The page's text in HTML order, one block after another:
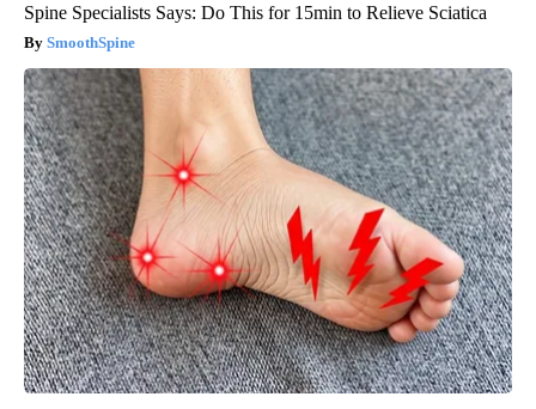
Spine Specialists Says: Do This for 15min to Relieve Sciatica
SmoothSpine